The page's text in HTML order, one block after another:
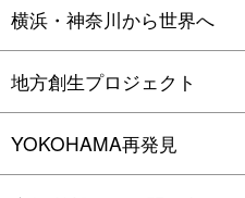
横浜・神奈川から世界へ
地方創生プロジェクト
YOKOHAMA再発見